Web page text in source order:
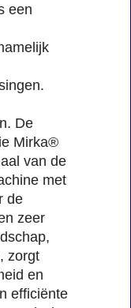
een
De
Mirka®
van de
met
de
zeer
zorgt
en
efficiënte